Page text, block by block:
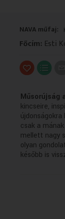
NAVA műfaj:
Főcím: Esti
Műsorújság
kincseire,
csak a
mellett nagy
olyan
később is